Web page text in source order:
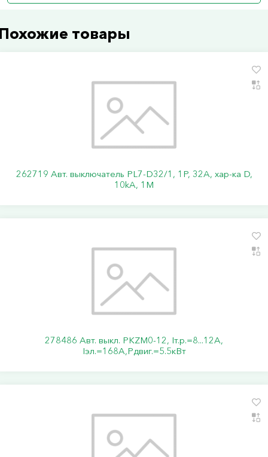
товары
262719 Авт. выключатель PL7-D32/1, 1P, 32A, хар-ка D,
10kA, 1M
278486 Авт. выкл. PKZM0-12, Iт.р.=8...12А,
Iэл.=168А,Pдвиг.=5.5кВт